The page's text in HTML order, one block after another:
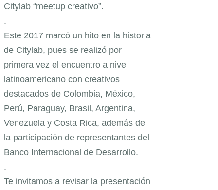
Citylab “meetup creativo”.
.
Este 2017 marcó un hito en la historia
de Citylab, pues se realizó por
primera vez el encuentro a nivel
latinoamericano con creativos
destacados de Colombia, México,
Perú, Paraguay, Brasil, Argentina,
Venezuela y Costa Rica, además de
la participación de representantes del
Banco Internacional de Desarrollo.
.
Te invitamos a revisar la presentación